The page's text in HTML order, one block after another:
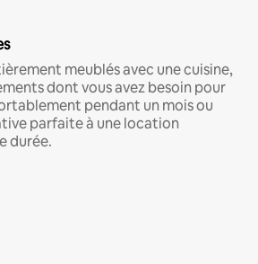
meublés avec une cuisine,
dont vous avez besoin pour
pendant un mois ou
parfaite à une location
durée.